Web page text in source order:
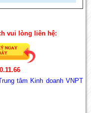
vui lòng liên hệ:
tâm Kinh doanh VNPT